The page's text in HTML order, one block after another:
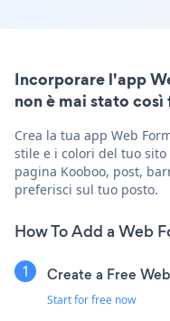
Incorporare l'app
non è mai stato
Crea la tua app Web
stile e i colori del tuo
pagina Kooboo, post,
preferisci sul tuo posto.
How To Add a Web
Create a Free
Start for free now